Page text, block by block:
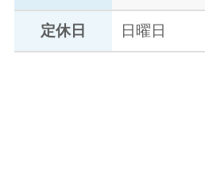
定休日 日曜日